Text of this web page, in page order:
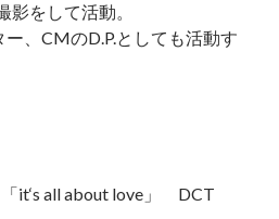
影をして活動。
、CMのD.P.としても活動す
「it‘s all about love」 DCT